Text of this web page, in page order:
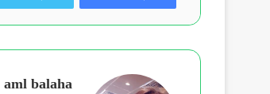
aml balaha